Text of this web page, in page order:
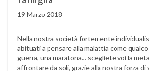
19 Marzo 2018
Nella nostra società fortemente
abituati a pensare alla malattia come
guerra, una maratona… scegliete voi la
affrontare da soli, grazie alla nostra forza di